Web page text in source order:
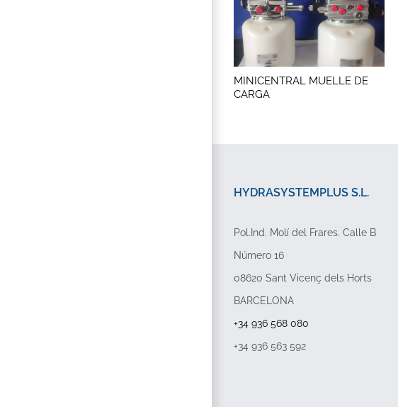
MINICENTRAL MUELLE DE
CARGA
HYDRASYSTEMPLUS S.L.
Pol.Ind. Molí del Frares. Calle B
Número 16
08620 Sant Vicenç dels Horts
BARCELONA
+34 936 568 080
+34 936 563 592